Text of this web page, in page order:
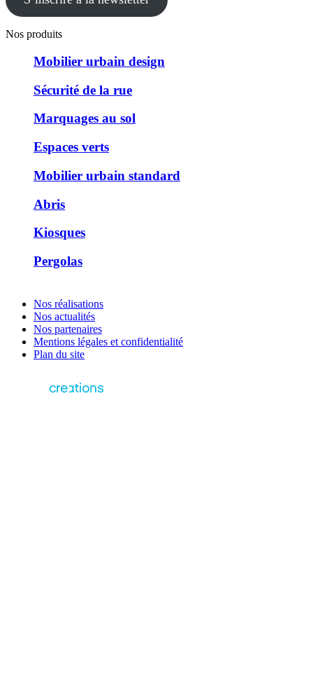
Nos produits
Mobilier urbain design
Sécurité de la rue
Marquages au sol
Espaces verts
Mobilier urbain standard
Abris
Kiosques
Pergolas
Nos réalisations
Nos actualités
Nos partenaires
Mentions légales et confidentialité
Plan du site